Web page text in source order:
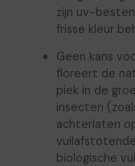
zijn uv-
frisse kleur
Geen kans
floreert de
piek in de
insecten
achterlaten
biologische